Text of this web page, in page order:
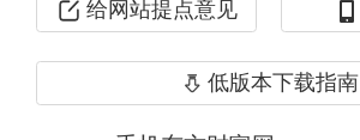
超算中心连成一张网，统
时，可以直接在算力网上“
给网站提点意见
低版本下载指南